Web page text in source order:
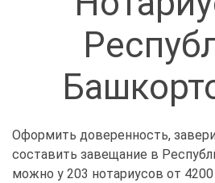
Оформить доверенность,
составить завещание в
можно у 203 нотариусов от 4200